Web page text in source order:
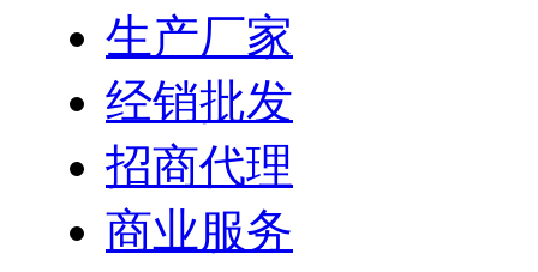
生产厂家
经销批发
招商代理
商业服务